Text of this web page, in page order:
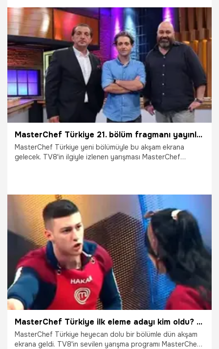
13.11.2018 Gündem
MasterChef Türkiye 21. bölüm fragmanı yayınlandı! Murat için karar verildi!
MasterChef Türkiye yeni bölümüyle bu akşam ekrana
gelecek. TV8'in ilgiyle izlenen yarışması MasterChef
12.11.2018 Gündem
MasterChef Türkiye ilk eleme adayı kim oldu? Yeni fragman yayınlandı!
MasterChef Türkiye heyecan dolu bir bölümle dün akşam
ekrana geldi. TV8'in sevilen yarışma programı MasterChef